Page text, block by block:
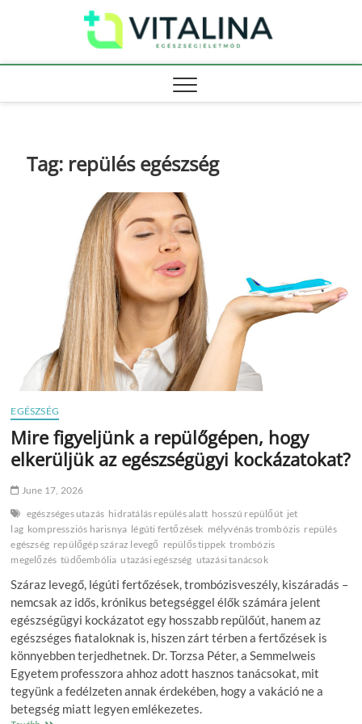
Tag: repülés egészség
EGÉSZSÉG
Mire figyeljünk a repülőgépen, hogy
elkerüljük az egészségügyi kockázatokat?
June 17, 2026
egészséges utazás hidratálás repülés alatt hosszú repülőút jet
lag kompressziós harisnya légúti fertőzések mélyvénás trombózis repülés
egészség repülőgép száraz levegő repülős tippek trombózis
megelőzés tüdőembólia utazási egészség utazási tanácsok
Száraz levegő, légúti fertőzések, trombózisveszély, kiszáradás –
nemcsak az idős, krónikus betegséggel élők számára jelent
egészségügyi kockázatot egy hosszabb repülőút, hanem az
egészséges fiataloknak is, hiszen zárt térben a fertőzések is
könnyebben terjedhetnek. Dr. Torzsa Péter, a Semmelweis
Egyetem professzora ahhoz adott hasznos tanácsokat, mit
tegyünk a fedélzeten annak érdekében, hogy a vakáció ne a
betegség miatt legyen emlékezetes.